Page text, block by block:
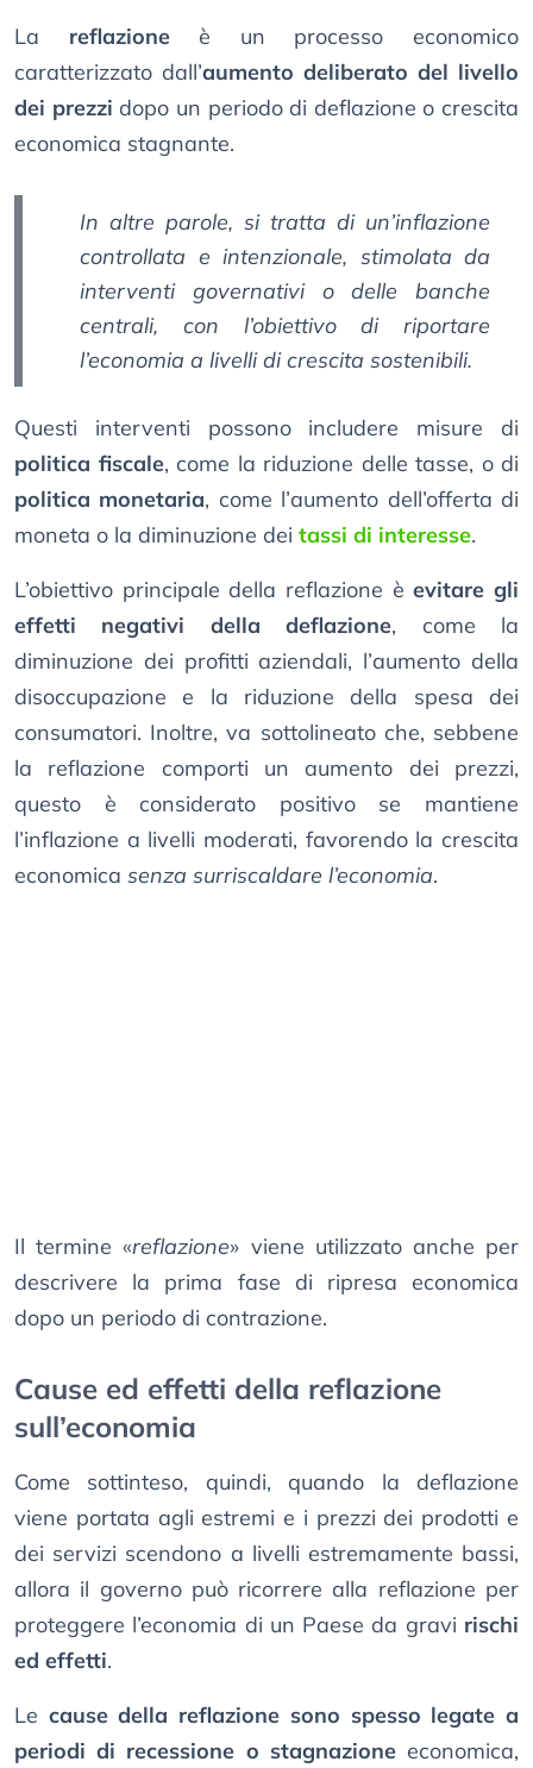
La reflazioneè un processo economico
caratterizzato dall’aumento deliberato del livello
dei prezzi dopo un periodo di deflazione o crescita
economica stagnante.
In altre parole, si tratta di un’inflazione
controllata e intenzionale, stimolata da
interventi governativi o delle banche
centrali, con l’obiettivo di riportare
l’economia a livelli di crescita sostenibili.
Questi interventi possono includere misure di
politica fiscale, come la riduzione delle tasse, o di
politica monetaria, come l’aumento dell’offerta di
moneta o la diminuzione dei tassi di interesse.
L’obiettivo principale della reflazione èevitare gli
effetti negativi della deflazione, come la
diminuzione dei profitti aziendali, l’aumento della
disoccupazione e la riduzione della spesa dei
consumatori. Inoltre, va sottolineato che, sebbene
la reflazione comporti un aumento dei prezzi,
questo è considerato positivo se mantiene
l’inflazione a livelli moderati, favorendo la crescita
economica senza surriscaldare l’economia.​
Il termine «reflazione» viene utilizzato anche per
descrivere la prima fase di ripresa economica
dopo un periodo di contrazione.
Cause ed effetti della reflazione
sull’economia
Come sottinteso, quindi, quando la deflazione
viene portata agli estremi e i prezzi dei prodotti e
dei servizi scendono a livelli estremamente bassi,
allora il governo può ricorrere alla reflazione per
proteggere l’economia di un Paese da gravi rischi
ed effetti.
Le cause della reflazione sono spesso legate a
periodi di recessione o stagnazioneeconomica,